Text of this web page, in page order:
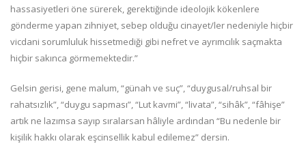
hassasiyetleri öne sürerek, gerektiğinde ideolojik kökenlere
gönderme yapan zihniyet, sebep olduğu cinayet/ler nedeniyle hiçbir
vicdani sorumluluk hissetmediği gibi nefret ve ayrımcılık saçmakta
hiçbir sakınca görmemektedir.”
Gelsin gerisi, gene malum, “günah ve suç”, “duygusal/ruhsal bir
rahatsızlık”, “duygu sapması”, “Lut kavmi”, “livata”, “sihâk”, “fâhişe”
artık ne lazımsa sayıp sıralarsan hâliyle ardından “Bu nedenle bir
kişilik hakkı olarak eşcinsellik kabul edilemez” dersin.